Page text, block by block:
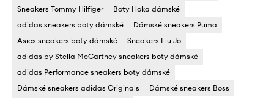
Sneakers Tommy Hilfiger
Boty Hoka dámské
adidas sneakers boty dámské
Dámské sneakers Puma
Asics sneakers boty dámské
Sneakers Liu Jo
adidas by Stella McCartney sneakers boty dámské
adidas Performance sneakers boty dámské
Dámské sneakers adidas Originals
Dámské sneakers Boss